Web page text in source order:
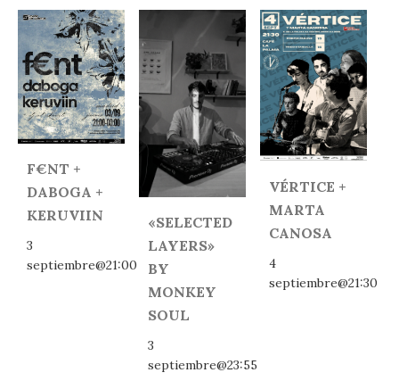
F€NT +
DABOGA +
KERUVIIN
3
septiembre@21:00
«SELECTED
LAYERS»
BY
MONKEY
SOUL
3
septiembre@23:55
VÉRTICE +
MARTA
CANOSA
4
septiembre@21:30